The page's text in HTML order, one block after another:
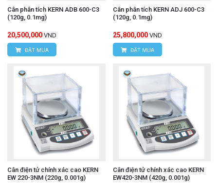
Cân phân tích KERN ADB 600-C3
(120g, 0.1mg)
20,500,000 VND
ĐẶT MUA
Cân phân tích KERN ADJ 600-C3
(120g, 0.1mg)
25,800,000 VND
ĐẶT MUA
Cân điện tử chính xác cao KERN
EW 220-3NM (220g, 0.001g)
Cân điện tử chính xác cao KERN
EW420-3NM (420g, 0.001g)